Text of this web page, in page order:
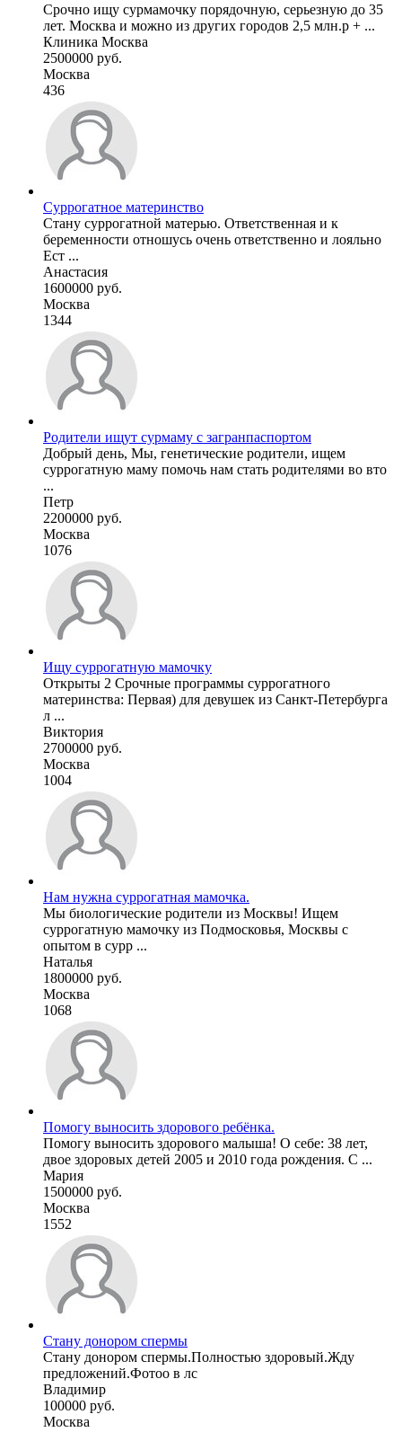
Срочно ищу сурмамочку порядочную, серьезную до 35
лет. Москва и можно из других городов 2,5 млн.р + ...
Клиника Москва
2500000 руб.
Москва
436
Суррогатное материнство
Стану суррогатной матерью. Ответственная и к
беременности отношусь очень ответственно и лояльно
Ест ...
Анастасия
1600000 руб.
Москва
1344
Родители ищут сурмаму с загранпаспортом
Добрый день, Мы, генетические родители, ищем
суррогатную маму помочь нам стать родителями во вто
...
Петр
2200000 руб.
Москва
1076
Ищу суррогатную мамочку
Открыты 2 Срочные программы суррогатного
материнства: Первая) для девушек из Санкт-Петербурга
л ...
Виктория
2700000 руб.
Москва
1004
Нам нужна суррогатная мамочка.
Мы биологические родители из Москвы! Ищем
суррогатную мамочку из Подмосковья, Москвы с
опытом в сурр ...
Наталья
1800000 руб.
Москва
1068
Помогу выносить здорового ребёнка.
Помогу выносить здорового малыша! О себе: 38 лет,
двое здоровых детей 2005 и 2010 года рождения. С ...
Мария
1500000 руб.
Москва
1552
Стану донором спермы
Стану донором спермы.Полностью здоровый.Жду
предложений.Фотоо в лс
Владимир
100000 руб.
Москва